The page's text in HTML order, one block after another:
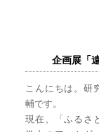
企画展「
こんにちは。研
輔です。
現在、「ふるさ